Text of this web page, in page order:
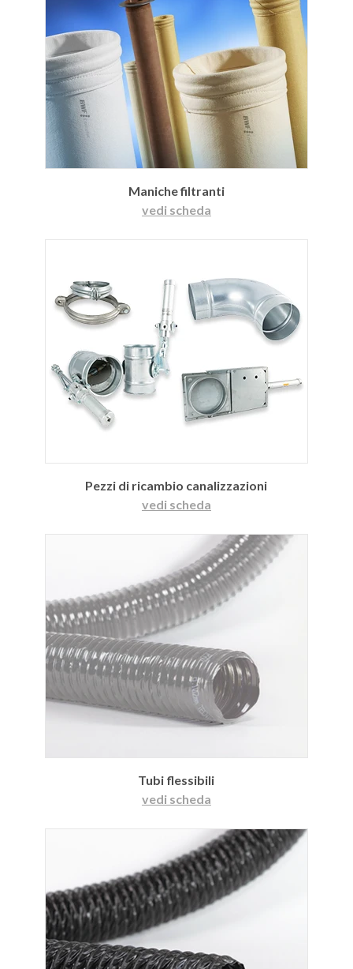
Maniche filtranti
vedi scheda
Pezzi di ricambio canalizzazioni
vedi scheda
Tubi flessibili
vedi scheda